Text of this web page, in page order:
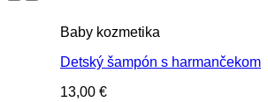
Baby kozmetika
Detský šampón s harmančekom
13,00 €